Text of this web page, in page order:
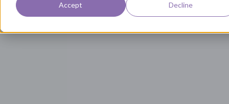
Accept Decline